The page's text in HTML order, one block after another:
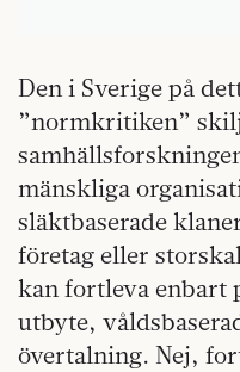
Den i Sverige på
”normkritiken”
mänskliga
släktbaserade
företag eller
kan fortleva enbart
utbyte,
övertalning. Nej,